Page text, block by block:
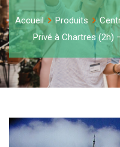
Accueil Produits
Privé à Chartres (2h)